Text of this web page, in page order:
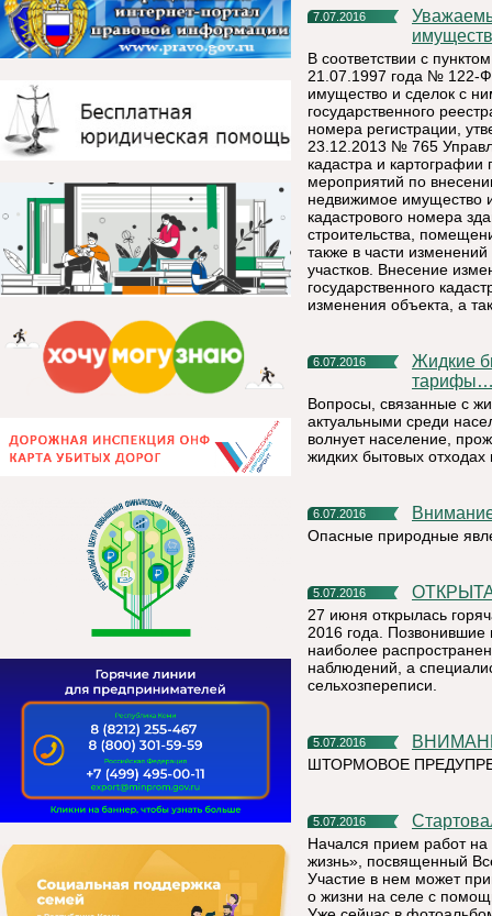
7.07.2016
Уважаемые правообладатели объектов недвижимого
В соответствии с
21.07.1997 года № 122-
имущество и сделок с
государственного
номера регистрации,
23.12.2013 № 765
кадастра и
мероприятий по
недвижимое имущество
кадастрового номера
строительства,
также в части
участков. Внесение
государственного
изменения объекта, а
6.07.2016
Жидкие бытовые отходы: реальная картина, низкие
Вопросы, связанные с
актуальными среди
волнует население,
жидких бытовых
6.07.2016
Опасные природные
5.07.2016
27 июня открылась
2016 года. Позвонившие
наиболее
наблюдений, а
сельхозпереписи.
5.07.2016
ШТОРМОВОЕ
5.07.2016
Начался прием работ
жизнь», посвященный
Участие в нем может
о жизни на селе с